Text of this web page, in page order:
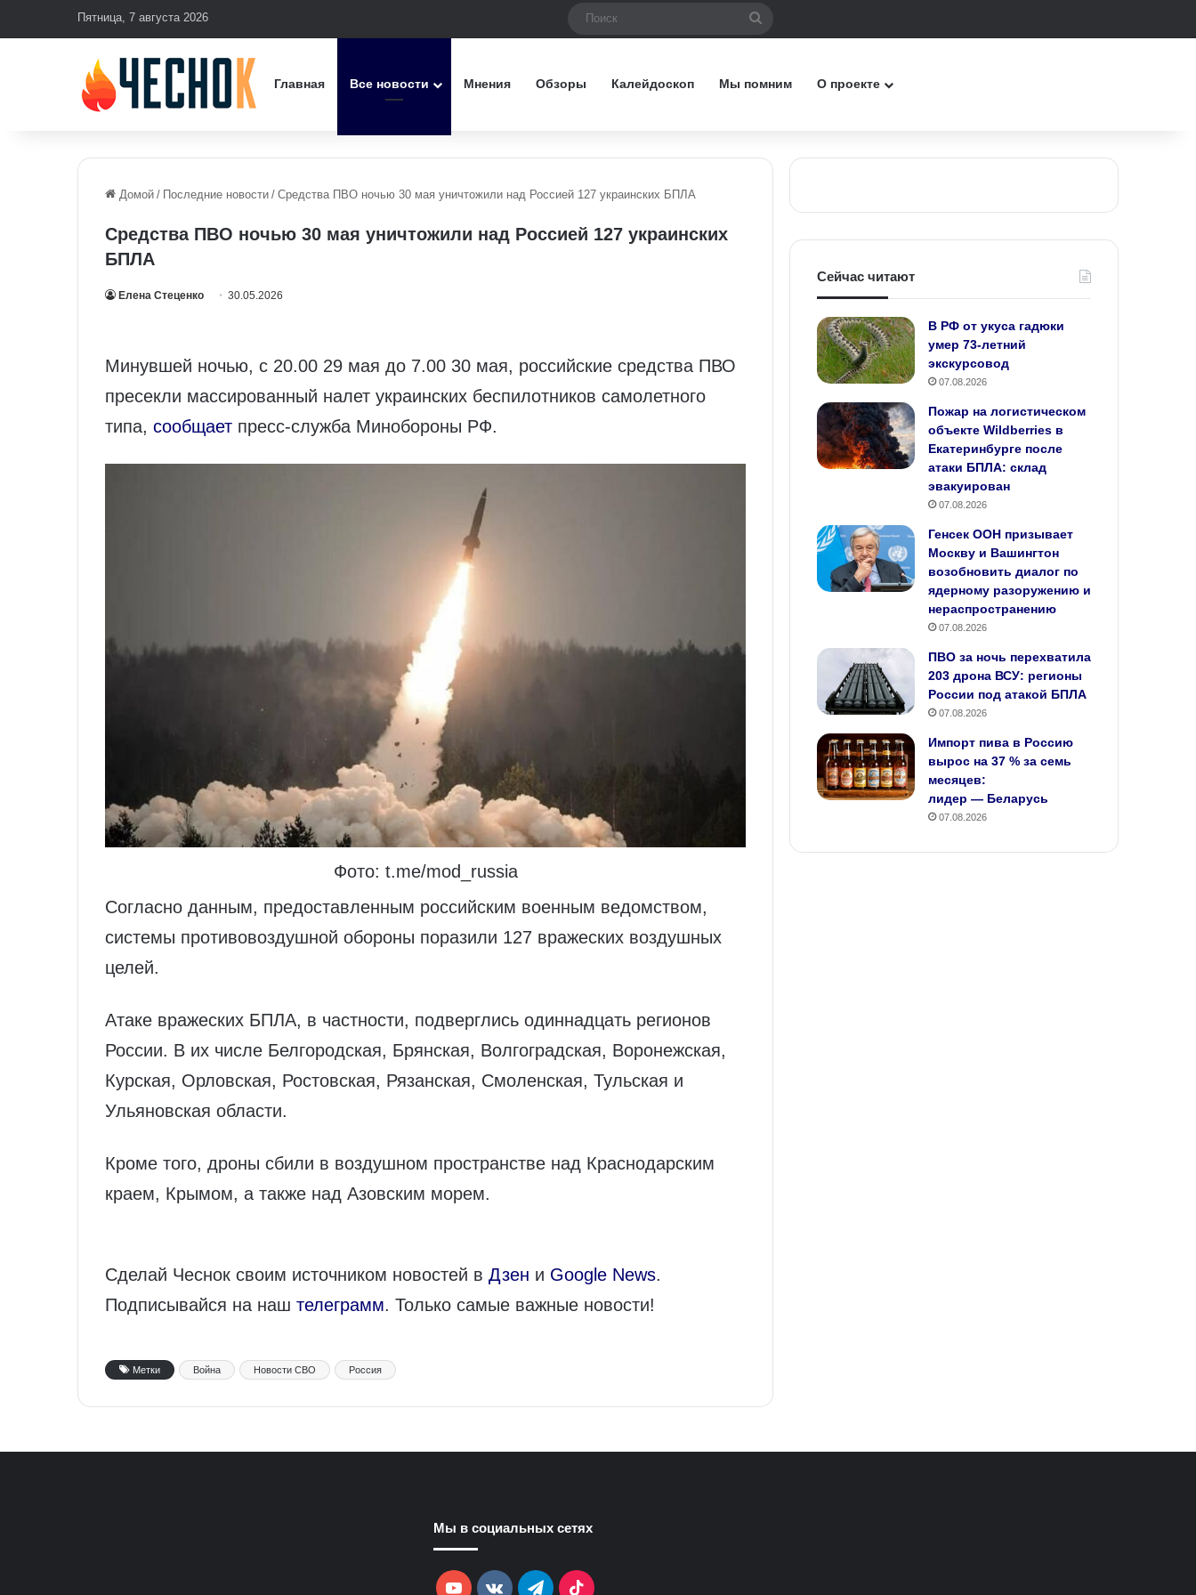
Пятница, 7 августа 2026
Главная Все новости Мнения Обзоры Калейдоскоп Мы помним О проекте
Домой / Последние новости / Средства ПВО ночью 30 мая уничтожили над Россией 127 украинских БПЛА
Средства ПВО ночью 30 мая уничтожили над Россией 127 украинских
БПЛА
Елена Стеценко 30.05.2026
Минувшей ночью, с 20.00 29 мая до 7.00 30 мая, российские средства ПВО
пресекли массированный налет украинских беспилотников самолетного
типа, сообщает пресс-служба Минобороны РФ.
Фото: t.me/mod_russia
Согласно данным, предоставленным российским военным ведомством,
системы противовоздушной обороны поразили 127 вражеских воздушных
целей.
Атаке вражеских БПЛА, в частности, подверглись одиннадцать регионов
России. В их числе Белгородская, Брянская, Волгоградская, Воронежская,
Курская, Орловская, Ростовская, Рязанская, Смоленская, Тульская и
Ульяновская области.
Кроме того, дроны сбили в воздушном пространстве над Краснодарским
краем, Крымом, а также над Азовским морем.
Сделай Чеснок своим источником новостей в Дзен и Google News.
Подписывайся на наш телеграмм. Только самые важные новости!
Метки Война Новости СВО Россия
Сейчас читают
В РФ от укуса гадюки
умер 73-летний
экскурсовод
07.08.2026
Пожар на логистическом
объекте Wildberries в
Екатеринбурге после
атаки БПЛА: склад
эвакуирован
07.08.2026
Генсек ООН призывает
Москву и Вашингтон
возобновить диалог по
ядерному разоружению и
нераспространению
07.08.2026
ПВО за ночь перехватила
203 дрона ВСУ: регионы
России под атакой БПЛА
07.08.2026
Импорт пива в Россию
вырос на 37 % за семь
месяцев:
лидер — Беларусь
07.08.2026
Мы в социальных сетях
YouTubevk.comTelegramTikTok